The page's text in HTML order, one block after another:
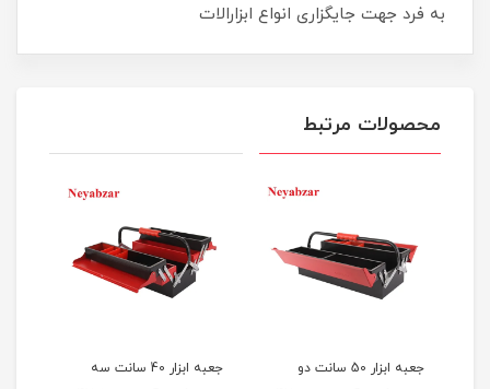
به فرد جهت جایگزاری انواع ابزارالات
محصولات مرتبط
جعبه ابزار 50 سانت دو
جعبه ابزار 40 سانت سه